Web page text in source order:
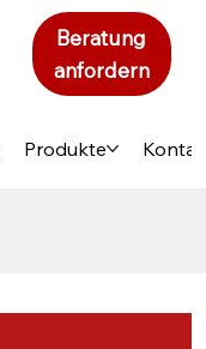
Produkte
Beratung
anfordern